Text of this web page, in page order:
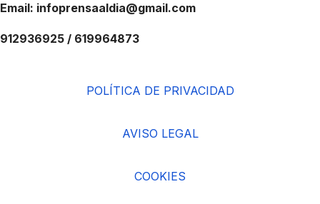
Email: infoprensaaldia@gmail.com
912936925 / 619964873
POLÍTICA DE PRIVACIDAD
AVISO LEGAL
COOKIES